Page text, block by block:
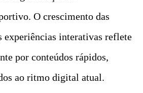
O crescimento das
experiências interativas reflete
por conteúdos rápidos,
ao ritmo digital atual.